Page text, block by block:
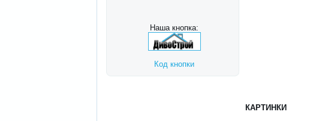
Наша кнопка:
Код кнопки
КАРТИНКИ